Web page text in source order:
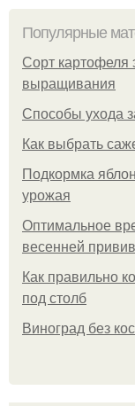
Популярные
Сорт картофеля
выращивания
Способы ухода
Как выбрать
Подкормка
урожая
Оптимальное
весенней
Как правильно
под столб
Виноград без